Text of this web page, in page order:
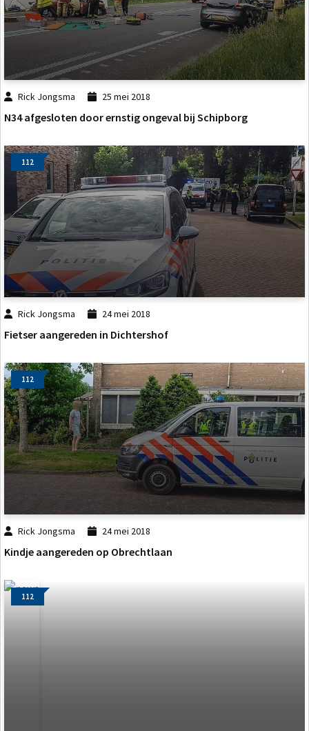
Rick Jongsma 25 mei 2018
N34 afgesloten door ernstig ongeval bij Schipborg
112
Rick Jongsma 24 mei 2018
Fietser aangereden in Dichtershof
112
Rick Jongsma 24 mei 2018
Kindje aangereden op Obrechtlaan
112